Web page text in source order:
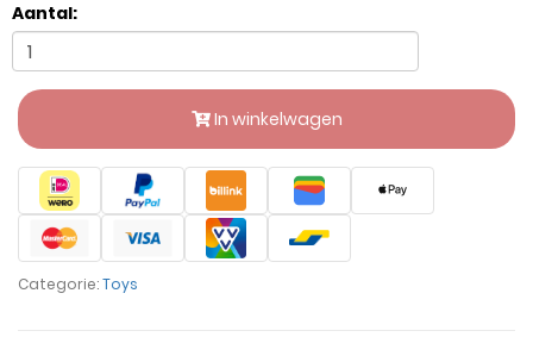
Aantal:
In winkelwagen
Categorie:Toys